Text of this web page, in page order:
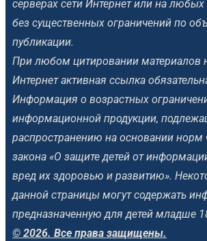
серверах сети Интернет или на
без существенных ограничений по
публикации.
При любом цитировании материалов
Интернет активная ссылка
Информация о возрастных
информационной продукции,
распространению на основании норм
закона «О защите детей от
вред их здоровью и развитию».
данной страницы могут содержать
предназначенную для детей младше
© 2026. Все права защищены.